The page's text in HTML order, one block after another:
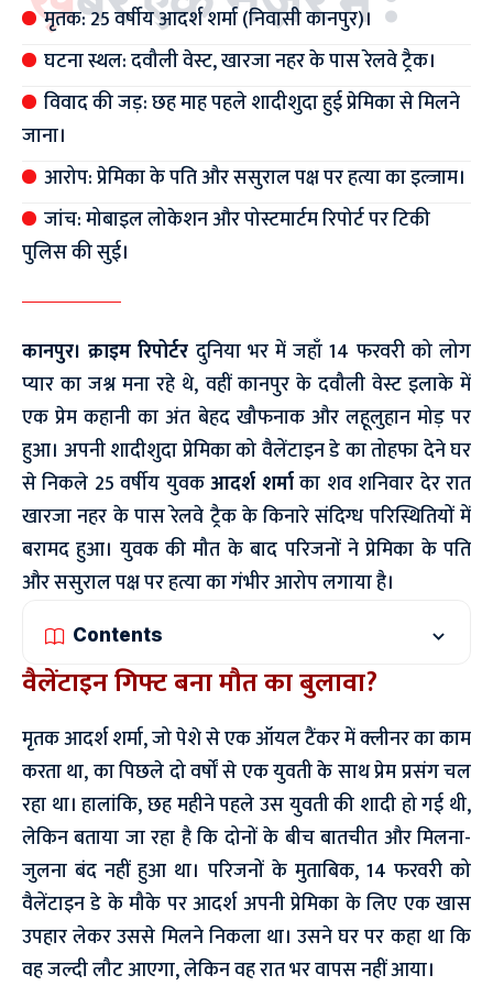
मृतक: 25 वर्षीय आदर्श शर्मा (निवासी कानपुर)।
घटना स्थल: दवौली वेस्ट, खारजा नहर के पास रेलवे ट्रैक।
विवाद की जड़: छह माह पहले शादीशुदा हुई प्रेमिका से मिलने
जाना।
आरोप: प्रेमिका के पति और ससुराल पक्ष पर हत्या का इल्जाम।
जांच: मोबाइल लोकेशन और पोस्टमार्टम रिपोर्ट पर टिकी
पुलिस की सुई।
कानपुर। क्राइम रिपोर्टर दुनिया भर में जहाँ 14 फरवरी को लोग
प्यार का जश्न मना रहे थे, वहीं कानपुर के दवौली वेस्ट इलाके में
एक प्रेम कहानी का अंत बेहद खौफनाक और लहूलुहान मोड़ पर
हुआ। अपनी शादीशुदा प्रेमिका को वैलेंटाइन डे का तोहफा देने घर
से निकले 25 वर्षीय युवकआदर्श शर्माका शव शनिवार देर रात
खारजा नहर के पास रेलवे ट्रैक के किनारे संदिग्ध परिस्थितियों में
बरामद हुआ। युवक की मौत के बाद परिजनों ने प्रेमिका के पति
और ससुराल पक्ष पर हत्या का गंभीर आरोप लगाया है।
Contents
वैलेंटाइन गिफ्ट बना मौत का बुलावा?
मृतक आदर्श शर्मा, जो पेशे से एक ऑयल टैंकर में क्लीनर का काम
करता था, का पिछले दो वर्षों से एक युवती के साथ प्रेम प्रसंग चल
रहा था। हालांकि, छह महीने पहले उस युवती की शादी हो गई थी,
लेकिन बताया जा रहा है कि दोनों के बीच बातचीत और मिलना-
जुलना बंद नहीं हुआ था। परिजनों के मुताबिक, 14 फरवरी को
वैलेंटाइन डे के मौके पर आदर्श अपनी प्रेमिका के लिए एक खास
उपहार लेकर उससे मिलने निकला था। उसने घर पर कहा था कि
वह जल्दी लौट आएगा, लेकिन वह रात भर वापस नहीं आया।